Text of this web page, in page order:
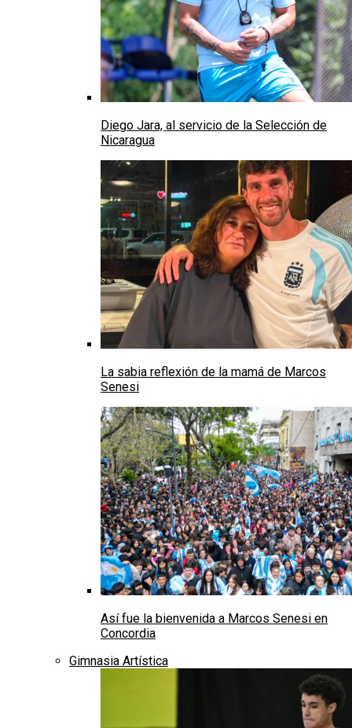
Diego Jara, al servicio de la Selección de
Nicaragua
La sabia reflexión de la mamá de Marcos
Senesi
Así fue la bienvenida a Marcos Senesi en
Concordia
Gimnasia Artística